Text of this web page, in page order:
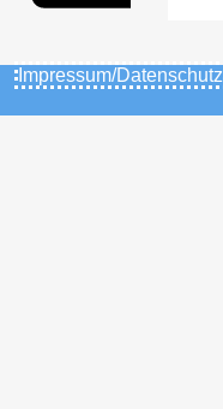
Impressum/Datenschutz